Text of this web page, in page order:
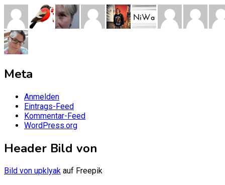
Meta
Anmelden
Eintrags-Feed
Kommentar-Feed
WordPress.org
Header Bild von
Bild von upklyak auf Freepik